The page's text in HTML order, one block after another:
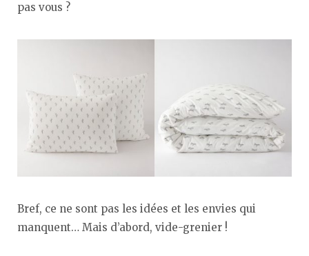
pas vous ?
Bref, ce ne sont pas les idées et les envies qui
manquent… Mais d’abord, vide-grenier !